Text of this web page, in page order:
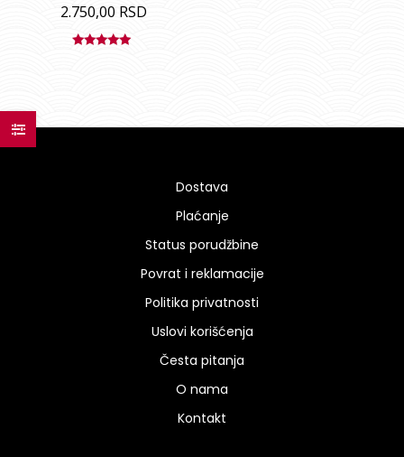
2.750,00 RSD
Dostava
Plaćanje
Status porudžbine
Povrat i reklamacije
Politika privatnosti
Uslovi korišćenja
Česta pitanja
O nama
Kontakt